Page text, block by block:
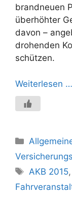
brandneuen
überhöhter
davon –
drohenden
schützen.
Weiterlesen …
AKB 2015,